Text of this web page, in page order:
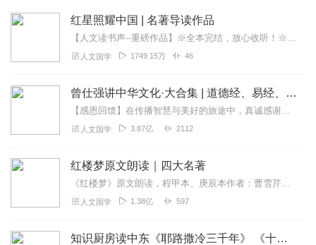
红星照耀中国 | 名著导读作品
【人文读书声--重磅作品】※全本完结，放心收听！※八年级（上）语文教科书名著导读指定作品，同名有声书！※著名翻译家董乐山先生权威中文译本！※人民文学出版...
人文国学 1749.15万 46
曾仕强讲中华文化·大合集 | 道德经、易经、三国演义中的国学
【感恩回馈】在传播智慧与美好的旅途中，真诚感谢每一位伙伴的温暖陪伴与鼎力支持！欢迎曾仕强学堂粉丝听友们入群交流，更多新鲜玩法和福利活动等你！添加微信：zengf...
人文国学 3.87亿 2112
红楼梦原文朗读｜四大名著
《红楼梦》原文朗读，程甲本、庚辰本作者：曹雪芹，朗读：白云出岫、蓝色百合《红楼梦》程甲本和庚辰本是该书两大重要版本。程甲本由程伟元和高鹗于乾隆五十六年（1791...
人文国学 1.38亿 597
知识厨房读中东《耶路撒冷三千年》 《十字军的故事》《奥斯曼帝国与土耳其》人话解读 | 读懂巴以冲突、叙利亚